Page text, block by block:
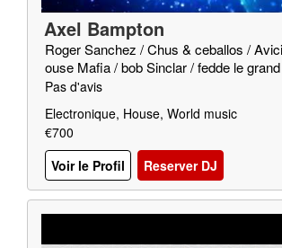
Axel Bampton
Roger Sanchez / Chus & ceballos /
ouse Mafia / bob Sinclar / fedde le grand
Pas d'avis
Electronique, House, World music
€700
Voir le Profil
Reserver DJ